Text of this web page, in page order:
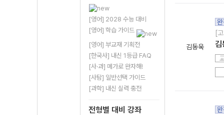
[영어] 2028 수능 대비
[영어] 학습 가이드
[영어] 부교재 기획전
[한국사] 내신 1등급 FAQ
[사·과] 메가로 완자해!
[사탐] 일반선택 가이드
[과학] 내신 실력 충전
전형별 대비 강좌
김동욱
[